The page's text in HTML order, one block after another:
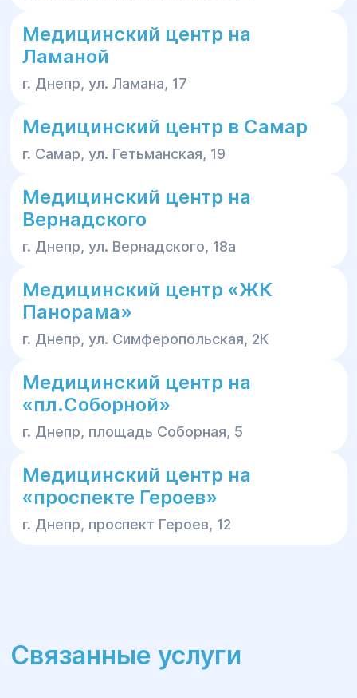
Медицинский центр на
Ламаной
г. Днепр, ул. Ламана, 17
Медицинский центр в Самар
г. Самар, ул. Гетьманская, 19
Медицинский центр на
Вернадского
г. Днепр, ул. Вернадского, 18а
Медицинский центр «ЖК
Панорама»
г. Днепр, ул. Симферопольская, 2К
Медицинский центр на
«пл.Соборной»
г. Днепр, площадь Соборная, 5
Медицинский центр на
«проспекте Героев»
г. Днепр, проспект Героев, 12
Связанные услуги